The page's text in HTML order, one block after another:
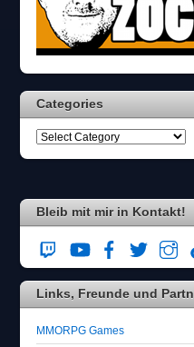
Categories
Bleib mit mir in Kontakt!
Links, Freunde und
MMORPG Games